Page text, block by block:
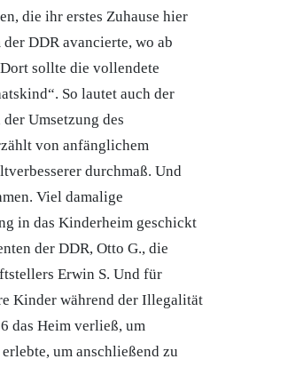
die ihr erstes Zuhause hier
DDR avancierte, wo ab
sollte die vollendete
So lautet auch der
Umsetzung des
von anfänglichem
durchmaß. Und
Viel damalige
in das Kinderheim geschickt
der DDR, Otto G., die
Erwin S. Und für
Kinder während der Illegalität
das Heim verließ, um
um anschließend zu